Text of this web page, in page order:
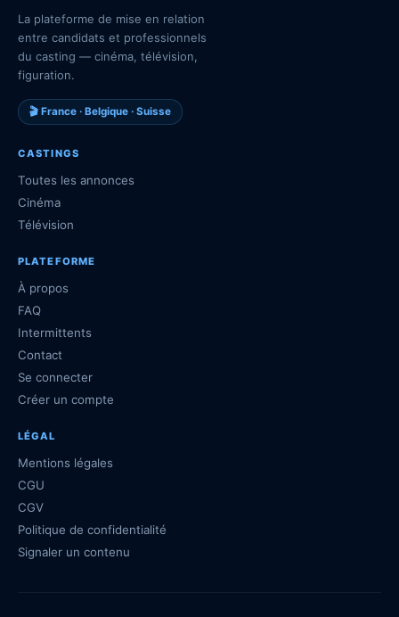
La plateforme de mise en relation
entre candidats et professionnels
du casting — cinéma, télévision,
figuration.
🎬 France · Belgique · Suisse
CASTINGS
Toutes les annonces
Cinéma
Télévision
PLATEFORME
À propos
FAQ
Intermittents
Contact
Se connecter
Créer un compte
LÉGAL
Mentions légales
CGU
CGV
Politique de confidentialité
Signaler un contenu